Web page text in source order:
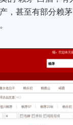
，甚至有部分赖